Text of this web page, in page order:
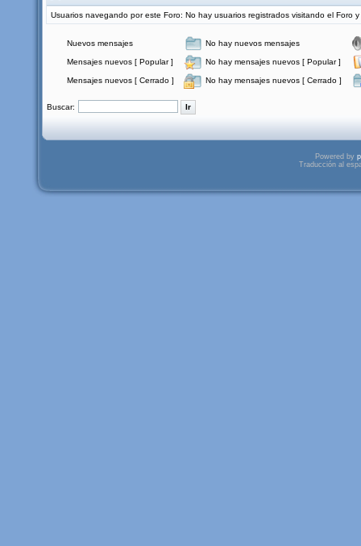
Usuarios navegando por este Foro: No hay usuarios registrados visitando el Foro
Nuevos mensajes No hay nuevos mensajes
Mensajes nuevos [ Popular ] No hay mensajes nuevos [ Popular ]
Mensajes nuevos [ Cerrado ] No hay mensajes nuevos [ Cerrado ]
Buscar:
Powered by
Traducción al